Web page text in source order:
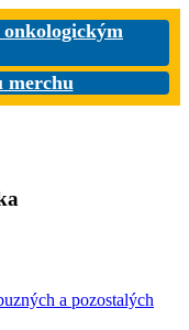
merchu
a pozostalých